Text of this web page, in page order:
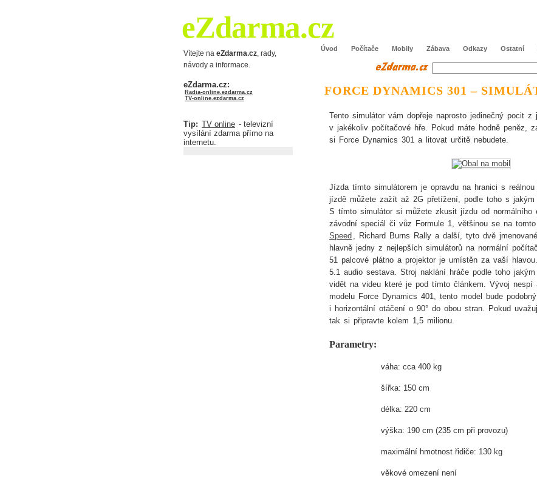
eZdarma.cz
Úvod Počítače Mobily Zábava Odkazy Ostatní
Vítejte na eZdarma.cz , rady,
návody a informace.
eZdarma.cz:
Radia-online.ezdarma.cz
TV-online.ezdarma.cz
Tip: TV online - televizní
vysílání zdarma přímo na
internetu.
FORCE DYNAMICS 301 –
Tento simulátor vám dopřeje naprosto jedinečný pocit z
v jakékoliv počítačové hře. Pokud máte hodně peněz,
si Force Dynamics 301 a litovat určitě nebudete.
Jízda tímto simulátorem je opravdu na hranici s
jízdě můžete zažít až 2G přetížení, podle toho s jakým
S tímto simulátor si můžete zkusit jízdu od normálního
závodní speciál či vůz Formule 1, většinou se na
Speed , Richard Burns Rally a další, tyto dvě
hlavně jedny z nejlepších simulátorů na normální
51 palcové plátno a projektor je umístěn za vaší
5.1 audio sestava. Stroj naklání hráče podle toho
vidět na videu které je pod tímto článkem. Vývoj
modelu Force Dynamics 401, tento model bude
i horizontální otáčení o 90° do obou stran. Pokud
tak si připravte kolem 1,5 milionu.
Parametry:
váha: cca 400 kg
šířka: 150 cm
délka: 220 cm
výška: 190 cm (235 cm při provozu)
maximální hmotnost řidiče: 130 kg
věkové omezení není